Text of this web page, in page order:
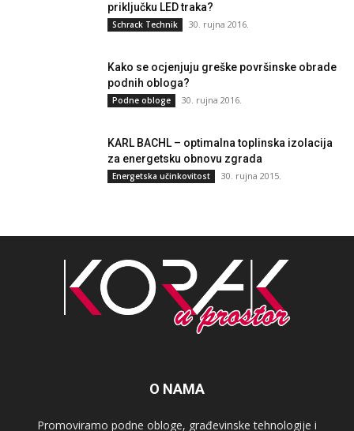
priključku LED traka?
Schrack Technik 30. rujna 2016.
Kako se ocjenjuju greške površinske obrade
podnih obloga?
Podne obloge 30. rujna 2016.
KARL BACHL – optimalna toplinska izolacija
za energetsku obnovu zgrada
Energetska učinkovitost 30. rujna 2015.
O NAMA
Promoviramo podne obloge, građevinske tehnologije i